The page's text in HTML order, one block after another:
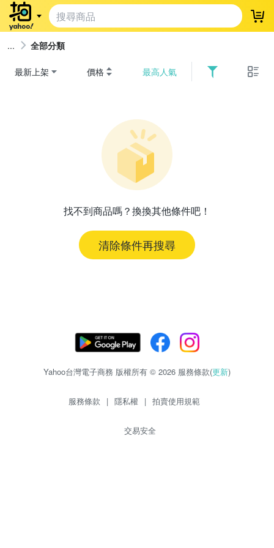
登
全部分類
最新上架 價格 最高人氣
找不到商品嗎？換換其他條件吧！
清除條件再搜尋
Yahoo台灣電子商務 版權所有 © 2026 服務條款(更新)
服務條款 | 隱私權 | 拍賣使用規範
交易安全